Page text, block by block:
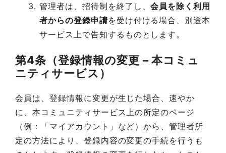
管理者は、招待制を終了し、会員を除く利用
者からの登録申請を受け付ける場合、別途本
サービス上で告知するものとします。
第4条（登録情報の変更 – 本コミュ
ニティサービス）
会員は、登録情報に変更が生じた場合、速やか
に、本コミュニティサービス上の所定のページ
（例：「マイアカウント」など）から、管理者所
定の方法により、登録内容の変更の手続を行うも